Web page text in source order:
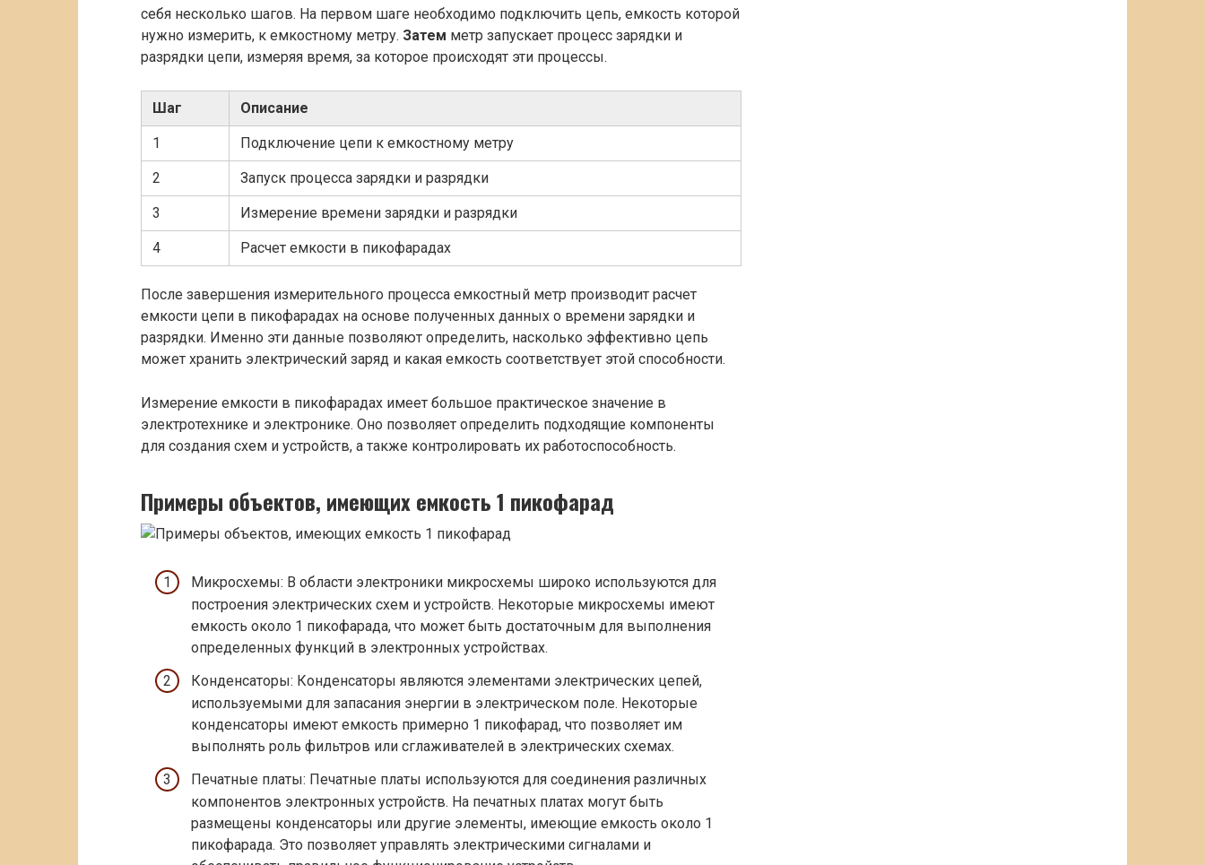
себя несколько шагов. На первом шаге необходимо подключить цепь, емкость которой
нужно измерить, к емкостному метру. Затем метр запускает процесс зарядки и
разрядки цепи, измеряя время, за которое происходят эти процессы.
Шаг Описание
1 Подключение цепи к емкостному метру
2 Запуск процесса зарядки и разрядки
3 Измерение времени зарядки и разрядки
4 Расчет емкости в пикофарадах
После завершения измерительного процесса емкостный метр производит расчет
емкости цепи в пикофарадах на основе полученных данных о времени зарядки и
разрядки. Именно эти данные позволяют определить, насколько эффективно цепь
может хранить электрический заряд и какая емкость соответствует этой способности.
Измерение емкости в пикофарадах имеет большое практическое значение в
электротехнике и электронике. Оно позволяет определить подходящие компоненты
для создания схем и устройств, а также контролировать их работоспособность.
Примеры объектов, имеющих емкость 1 пикофарад
Микросхемы: В области электроники микросхемы широко используются для
построения электрических схем и устройств. Некоторые микросхемы имеют
емкость около 1 пикофарада, что может быть достаточным для выполнения
определенных функций в электронных устройствах.
Конденсаторы: Конденсаторы являются элементами электрических цепей,
используемыми для запасания энергии в электрическом поле. Некоторые
конденсаторы имеют емкость примерно 1 пикофарад, что позволяет им
выполнять роль фильтров или сглаживателей в электрических схемах.
Печатные платы: Печатные платы используются для соединения различных
компонентов электронных устройств. На печатных платах могут быть
размещены конденсаторы или другие элементы, имеющие емкость около 1
пикофарада. Это позволяет управлять электрическими сигналами и